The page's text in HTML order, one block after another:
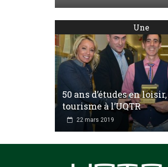
Une
50 ans d’études en
tourisme à l’UQTR
22 mars 2019